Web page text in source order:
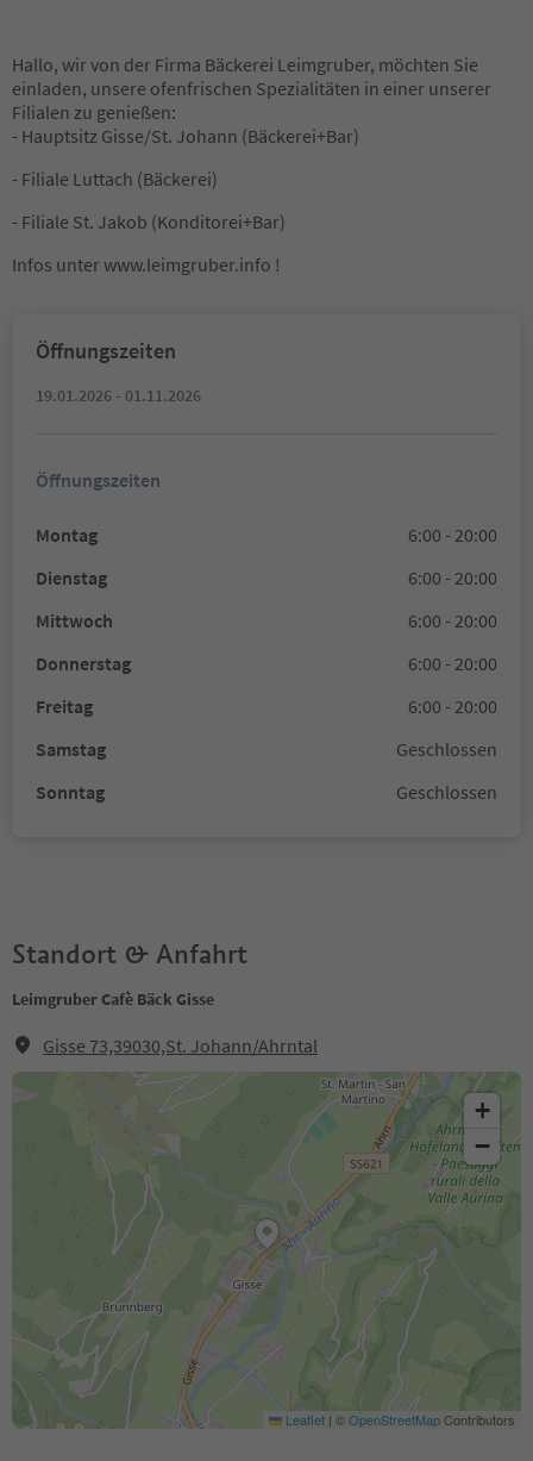
Hallo, wir von der Firma Bäckerei Leimgruber, möchten Sie
einladen, unsere ofenfrischen Spezialitäten in einer unserer
Filialen zu genießen:
- Hauptsitz Gisse/St. Johann (Bäckerei+Bar)
- Filiale Luttach (Bäckerei)
- Filiale St. Jakob (Konditorei+Bar)
Infos unter www.leimgruber.info !
Öffnungszeiten
19.01.2026 - 01.11.2026
Öffnungszeiten
Montag
6:00 - 20:00
Dienstag
6:00 - 20:00
Mittwoch
6:00 - 20:00
Donnerstag
6:00 - 20:00
Freitag
6:00 - 20:00
Samstag
Geschlossen
Sonntag
Geschlossen
Standort & Anfahrt
Leimgruber Cafè Bäck Gisse
Gisse 73,39030,St. Johann/Ahrntal
+
−
Leaflet | ©OpenStreetMapContributors